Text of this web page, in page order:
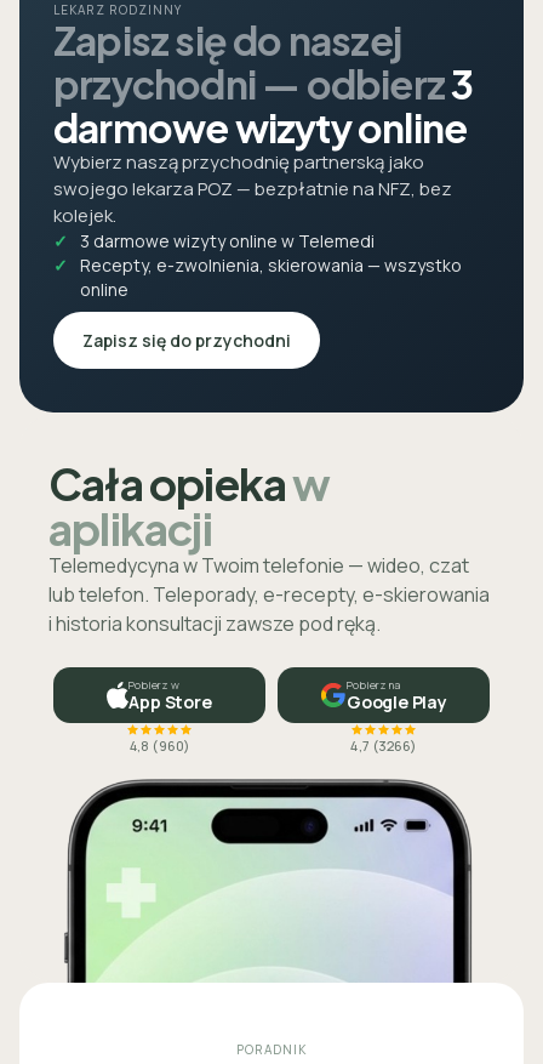
LEKARZ RODZINNY
Zapisz się do naszej
przychodni — odbierz3
darmowe wizyty online
Wybierz naszą przychodnię partnerską jako
swojego lekarza POZ — bezpłatnie na NFZ, bez
kolejek.
3 darmowe wizyty online w Telemedi
Recepty, e-zwolnienia, skierowania — wszystko
online
Zapisz się do przychodni
Cała opiekaw
aplikacji
Telemedycyna w Twoim telefonie — wideo, czat
lub telefon. Teleporady, e-recepty, e-skierowania
i historia konsultacji zawsze pod ręką.
Pobierz w
App Store
4,8 (960)
Pobierz na
Google Play
4,7 (3266)
PORADNIK